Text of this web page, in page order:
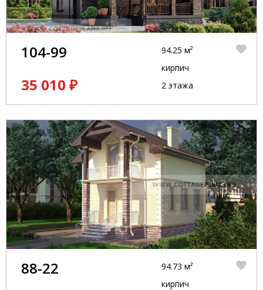
104-99
35 010 ₽
94.25 м²
кирпич
2 этажа
88-22
94.73 м²
кирпич